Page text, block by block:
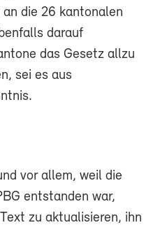
die 26 kantonalen
darauf
das Gesetz allzu
sei es aus
vor allem, weil die
entstanden war,
zu aktualisieren, ihn